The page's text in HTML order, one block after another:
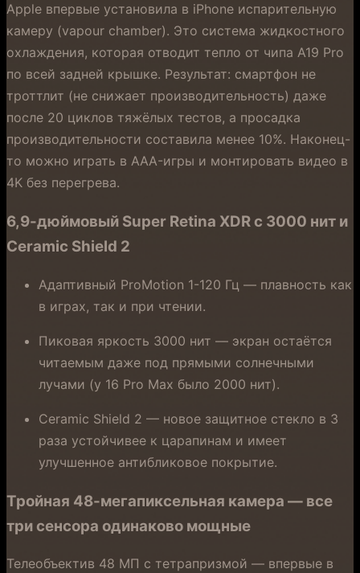
Apple впервые установила в iPhone испарительную
камеру (vapour chamber). Это система жидкостного
охлаждения, которая отводит тепло от чипа A19 Pro
по всей задней крышке. Результат: смартфон не
троттлит (не снижает производительность) даже
после 20 циклов тяжёлых тестов, а просадка
производительности составила менее 10%. Наконец-
то можно играть в AAA-игры и монтировать видео в
4K без перегрева.
6,9-дюймовый Super Retina XDR с 3000 нит и
Ceramic Shield 2
Адаптивный ProMotion 1-120 Гц — плавность как
в играх, так и при чтении.
Пиковая яркость 3000 нит — экран остаётся
читаемым даже под прямыми солнечными
лучами (у 16 Pro Max было 2000 нит).
Ceramic Shield 2 — новое защитное стекло в 3
раза устойчивее к царапинам и имеет
улучшенное антибликовое покрытие.
Тройная 48-мегапиксельная камера — все
три сенсора одинаково мощные
Телеобъектив 48 МП с тетрапризмой — впервые в